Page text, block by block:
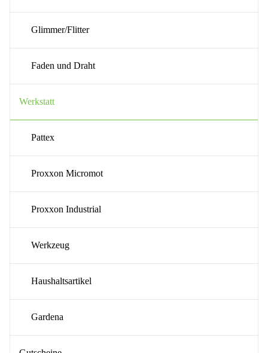
Glimmer/Flitter
Faden und Draht
Werkstatt
Pattex
Proxxon Micromot
Proxxon Industrial
Werkzeug
Haushaltsartikel
Gardena